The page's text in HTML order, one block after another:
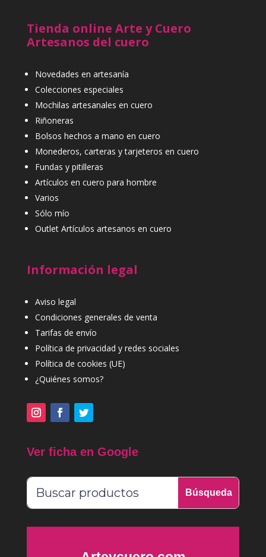
Tienda online Arte y Cuero
Artesanos del cuero
Novedades en artesanía
Colecciones especiales
Mochilas artesanales en cuero
Riñoneras
Bolsos hechos a mano en cuero
Monederos, carteras y tarjeteros en cuero
Fundas y pitilleras
Artículos en cuero para hombre
Varios
Sólo mío
Outlet Artículos artesanos en cuero
Información legal
Aviso legal
Condiciones generales de venta
Tarifas de envío
Política de privacidad y redes sociales
Política de cookies (UE)
¿Quiénes somos?
Ver ficha en Google